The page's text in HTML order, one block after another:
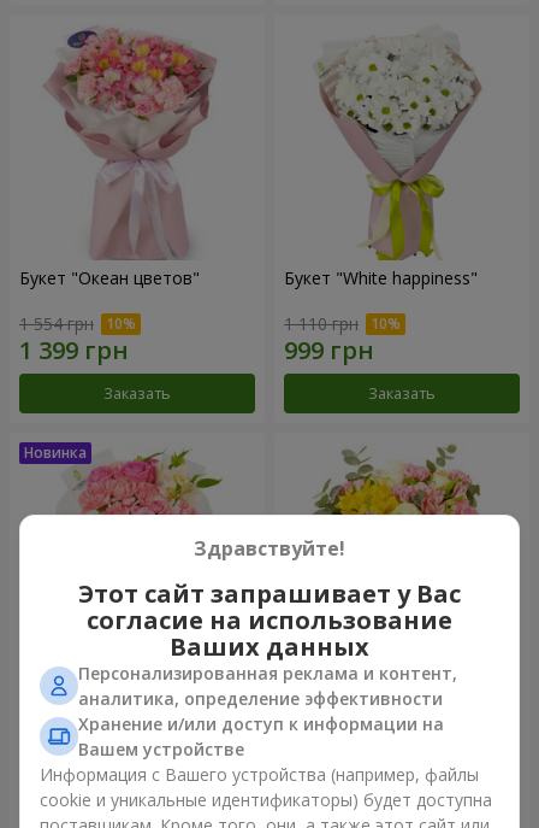
Букет "Океан цветов"
1 554 грн
Заказать
Букет "White happiness"
1 110 грн
Заказать
Букет "Розовый зефир"
1 528 грн
Заказать
Букет "Дзинтарс"
Заказать
Здравствуйте!
Этот сайт запрашивает у Вас
согласие на использование
Ваших данных
Персонализированная реклама и контент,
аналитика, определение эффективности
Хранение и/или доступ к информации на
Вашем устройстве
Информация с Вашего устройства (например, файлы
cookie и уникальные идентификаторы) будет доступна